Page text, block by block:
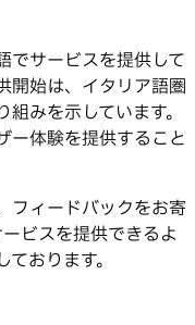
でサービスを提供して
開始は、イタリア語圏
みを示しています。
ー体験を提供すること
フィードバックをお寄
ビスを提供できるよ
おります。